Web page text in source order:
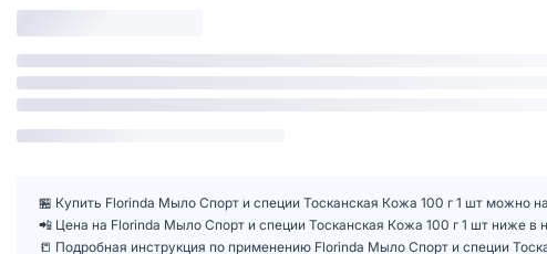
🏪 Купить Florinda Мыло Спорт и специи Тосканская Кожа 100 г 1 шт можно
📲 Цена на Florinda Мыло Спорт и специи Тосканская Кожа 100 г 1 шт ниже в
📒 Подробная инструкция по применению Florinda Мыло Спорт и специи